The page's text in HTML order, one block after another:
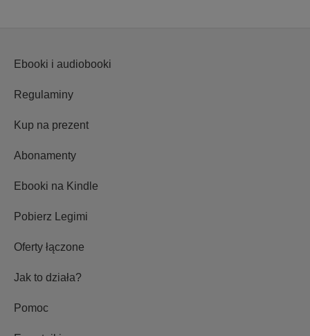
Ebooki i audiobooki
Regulaminy
Kup na prezent
Abonamenty
Ebooki na Kindle
Pobierz Legimi
Oferty łączone
Jak to działa?
Pomoc